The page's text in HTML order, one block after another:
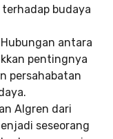
budaya
Hubungan antara
pentingnya
persahabatan
Algren dari
seseorang